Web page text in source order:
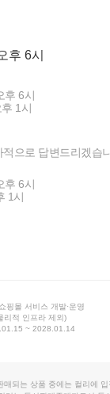
후 6시
후 6시
1시
으로 답변드리겠습
후 6시
1시
핑몰 서비스 개발·운영
리적 인프라 제외)
~ 2028.01.14
매되는 상품 중에는 컬리에